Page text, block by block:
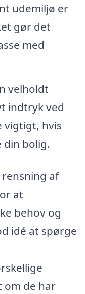
udemiljø er
gør det
med
velholdt
indtryk ved
vigtigt, hvis
bolig.
af
at
behov og
idé at spørge
om de har